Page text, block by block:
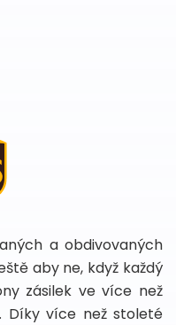
a obdivovaných
aby ne, když každý
zásilek ve více než
Díky více než stoleté